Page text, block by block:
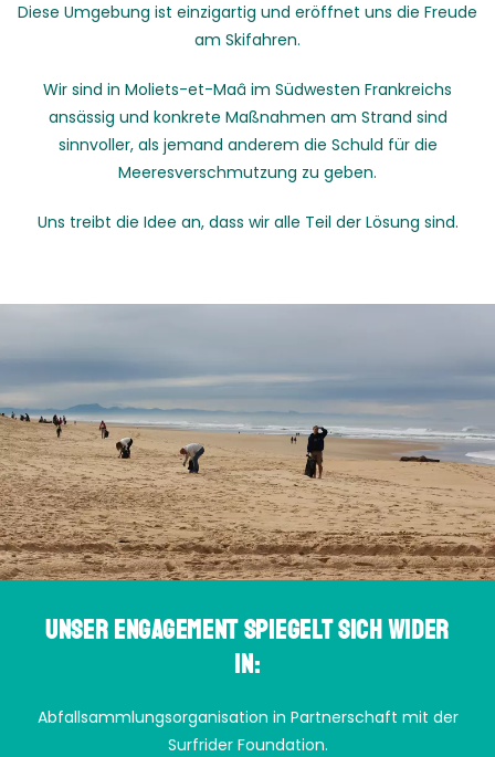
Diese Umgebung ist einzigartig und eröffnet uns die Freude
am Skifahren.
Wir sind in Moliets-et-Maâ im Südwesten Frankreichs
ansässig und konkrete Maßnahmen am Strand sind
sinnvoller, als jemand anderem die Schuld für die
Meeresverschmutzung zu geben.
Uns treibt die Idee an, dass wir alle Teil der Lösung sind.
Unser Engagement spiegelt sich wider
in:
Abfallsammlungsorganisation in Partnerschaft mit der
Surfrider Foundation.